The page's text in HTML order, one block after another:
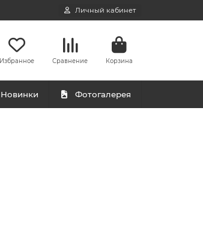
Личный кабинет
Избранное Сравнение Корзина
Новинки Фотогалерея